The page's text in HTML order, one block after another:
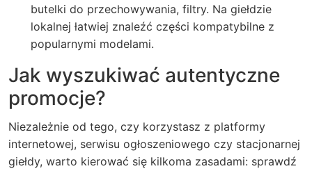
butelki do przechowywania, filtry. Na giełdzie
lokalnej łatwiej znaleźć części kompatybilne z
popularnymi modelami.
Jak wyszukiwać autentyczne
promocje?
Niezależnie od tego, czy korzystasz z platformy
internetowej, serwisu ogłoszeniowego czy stacjonarnej
giełdy, warto kierować się kilkoma zasadami: sprawdź